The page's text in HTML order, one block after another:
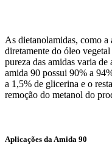
As dietanolamidas, como a
diretamente do óleo
pureza das amidas varia
amida 90 possui 90% a
a 1,5% de glicerina e o
remoção do metanol do
Aplicações da Amida 90